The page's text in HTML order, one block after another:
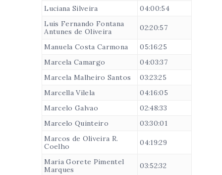
Luciana Silveira
04:00:54
Luis Fernando Fontana
Antunes de Oliveira
02:20:57
Manuela Costa Carmona
05:16:25
Marcela Camargo
04:03:37
Marcela Malheiro Santos
03:23:25
Marcella Vilela
04:16:05
Marcelo Galvao
02:48:33
Marcelo Quinteiro
03:30:01
Marcos de Oliveira R.
Coelho
04:19:29
Maria Gorete Pimentel
Marques
03:52:32